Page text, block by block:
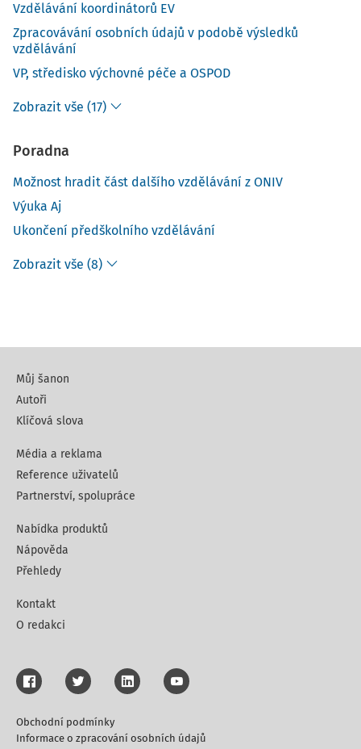
Vzdělávání koordinátorů EV
Zpracovávání osobních údajů v podobě výsledků
vzdělávání
VP, středisko výchovné péče a OSPOD
Zobrazit vše (17)
Poradna
Možnost hradit část dalšího vzdělávání z ONIV
Výuka Aj
Ukončení předškolního vzdělávání
Zobrazit vše (8)
Můj šanon
Autoři
Klíčová slova
Média a reklama
Reference uživatelů
Partnerství, spolupráce
Nabídka produktů
Nápověda
Přehledy
Kontakt
O redakci
Obchodní podmínky
Informace o zpracování osobních údajů